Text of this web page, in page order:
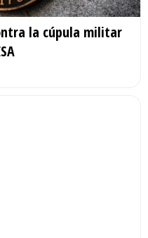
la cúpula militar